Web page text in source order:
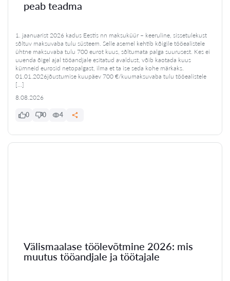
peab teadma
1. jaanuarist 2026 kadus Eestis nn maksuküür – keeruline, sissetulekust
sõltuv maksuvaba tulu süsteem. Selle asemel kehtib kõigile tööealistele
ühtne maksuvaba tulu 700 eurot kuus, sõltumata palga suurusest. Kes ei
uuenda õigel ajal tööandjale esitatud avaldust, võib kaotada kuus
kümneid eurosid netopalgast, ilma et ta ise seda kohe märkaks.
01.01.2026jõustumise kuupäev 700 €/kuumaksuvaba tulu tööealistele
[…]
8.08.2026
0 0 4
Välismaalase töölevõtmine 2026: mis
muutus tööandjale ja töötajale